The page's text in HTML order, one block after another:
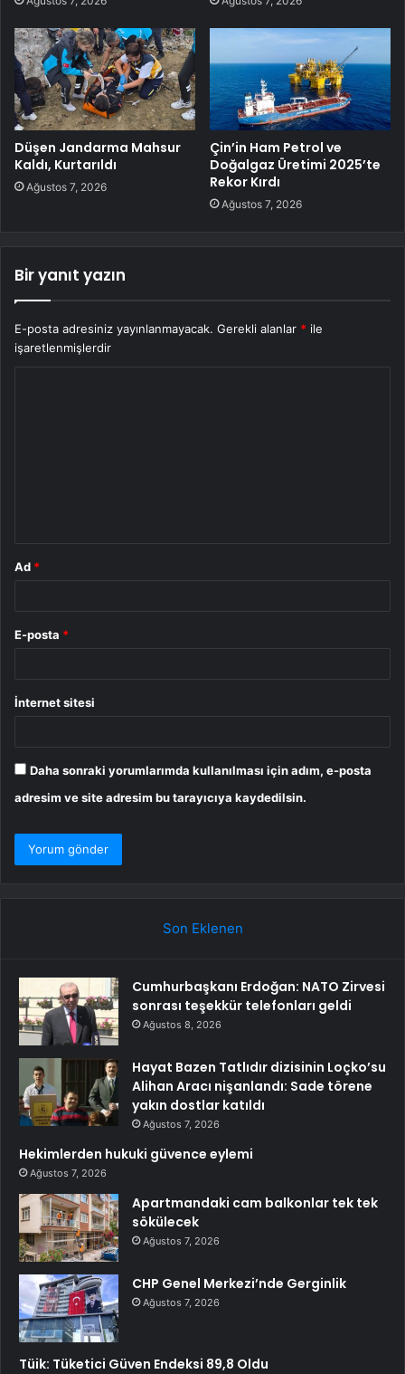
Düşen Jandarma Mahsur
Kaldı, Kurtarıldı
Ağustos 7, 2026
Çin’in Ham Petrol ve
Doğalgaz Üretimi 2025’te
Rekor Kırdı
Ağustos 7, 2026
Bir yanıt yazın
E-posta adresiniz yayınlanmayacak. Gerekli alanlar * ile
işaretlenmişlerdir
Ad *
E-posta *
İnternet sitesi
Daha sonraki yorumlarımda kullanılması için adım, e-posta
adresim ve site adresim bu tarayıcıya kaydedilsin.
Son Eklenen
Cumhurbaşkanı Erdoğan: NATO Zirvesi
sonrası teşekkür telefonları geldi
Ağustos 8, 2026
Hayat Bazen Tatlıdır dizisinin Loçko’su
Alihan Aracı nişanlandı: Sade törene
yakın dostlar katıldı
Ağustos 7, 2026
Hekimlerden hukuki güvence eylemi
Ağustos 7, 2026
Apartmandaki cam balkonlar tek tek
sökülecek
Ağustos 7, 2026
CHP Genel Merkezi’nde Gerginlik
Ağustos 7, 2026
Tüik: Tüketici Güven Endeksi 89,8 Oldu